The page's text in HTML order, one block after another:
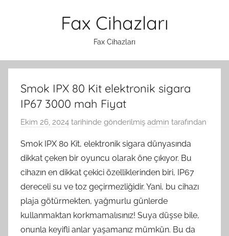
Fax Cihazları
Fax Cihazları
Smok IPX 80 Kit elektronik sigara
IP67 3000 mah Fiyat
Ekim 26, 2024 tarihinde gönderilmiş admin tarafından
Smok IPX 80 Kit, elektronik sigara dünyasında
dikkat çeken bir oyuncu olarak öne çıkıyor. Bu
cihazın en dikkat çekici özelliklerinden biri, IP67
dereceli su ve toz geçirmezliğidir. Yani, bu cihazı
plaja götürmekten, yağmurlu günlerde
kullanmaktan korkmamalısınız! Suya düşse bile,
onunla keyifli anlar yaşamanız mümkün. Bu da